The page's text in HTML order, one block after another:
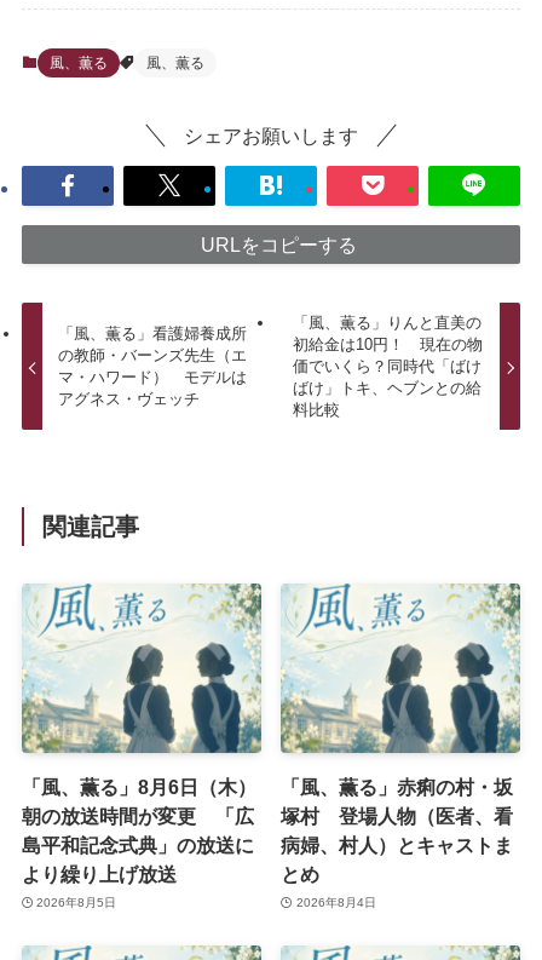
風、薫る 風、薫る
シェアお願いします
URLをコピーする
「風、薫る」看護婦養成所
の教師・バーンズ先生（エ
マ・ハワード） モデルは
アグネス・ヴェッチ
「風、薫る」りんと直美の
初給金は10円！ 現在の物
価でいくら？同時代「ばけ
ばけ」トキ、ヘブンとの給
料比較
関連記事
「風、薫る」8月6日（木）
朝の放送時間が変更 「広
島平和記念式典」の放送に
より繰り上げ放送
2026年8月5日
「風、薫る」赤痢の村・坂
塚村 登場人物（医者、看
病婦、村人）とキャストま
とめ
2026年8月4日